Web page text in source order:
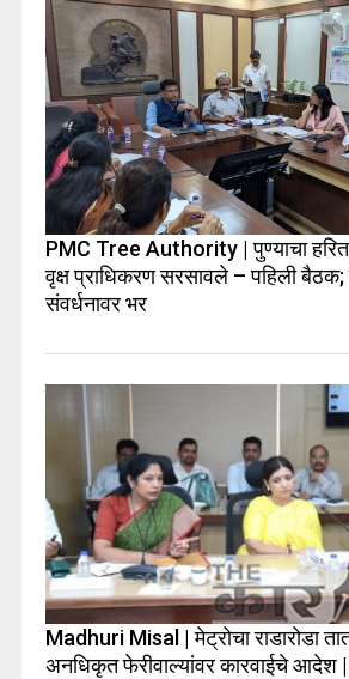
PMC Tree Authority | पुण्याचा हरित
वृक्ष प्राधिकरण सरसावले – पहिली
संवर्धनावर भर
Madhuri Misal | मेट्रोचा राडारोडा
अनधिकृत फेरीवाल्यांवर कारवाईचे आदेश |